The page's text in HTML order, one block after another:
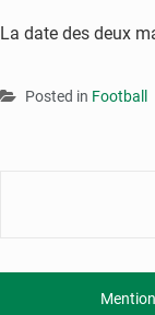
La date des deux
Posted in Football